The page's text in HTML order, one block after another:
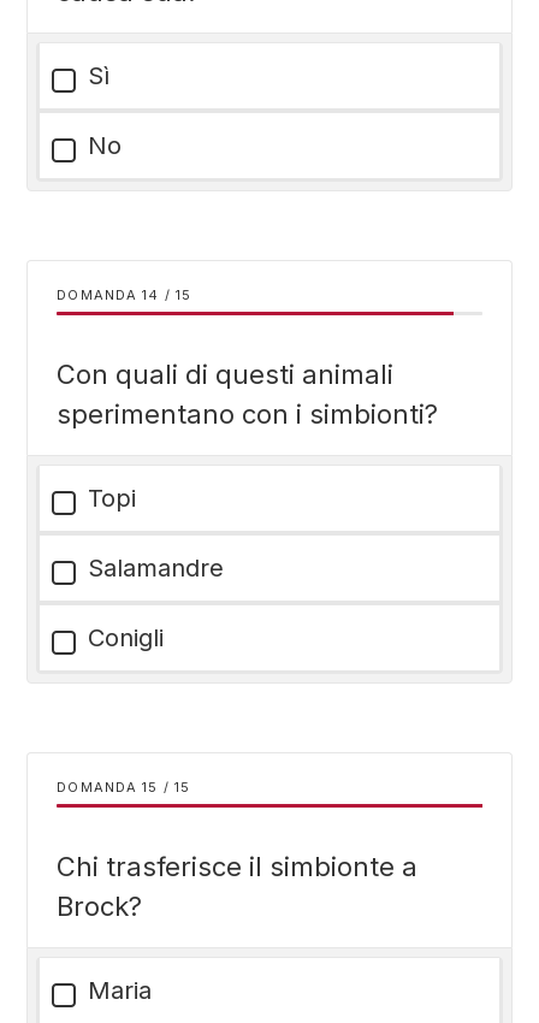
Sì
No
DOMANDA / 15
Con quali di questi animali
sperimentano con i simbionti?
Topi
Salamandre
Conigli
DOMANDA / 15
Chi trasferisce il simbionte a
Brock?
Maria